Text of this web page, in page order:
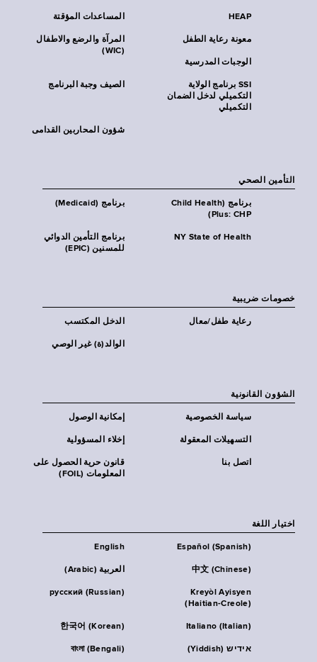
المساعدات المؤقتة HEAP
المرآة والرضع والاطفال
(WIC)
معونة رعاية الطفل
الوجبات المدرسية
الصيف وجبة البرنامج
SSI برنامج الولاية
التكميلي لدخل الضمان
التكميلي
شؤون المحاربين القدامى
التأمين الصحي
برنامج (Medicaid)
برنامج (Child Health
Plus: CHP)
برنامج التأمين الدوائي
للمسنين (EPIC)
NY State of Health
خصومات ضريبية
الدخل المكتسب رعاية طفل/معال
الوالد(ة) غير الوصي
الشؤون القانونية
إمكانية الوصول سياسة الخصوصية
إخلاء المسؤولية التسهيلات المعقولة
قانون حرية الحصول على
المعلومات (FOIL)
اتصل بنا
اختيار اللغة
English Español (Spanish)
العربية (Arabic) 中文 (Chinese)
русский (Russian)
Kreyòl Ayisyen
(Haitian-Creole)
한국어 (Korean) Italiano (Italian)
বাংলা (Bengali) אידיש (Yiddish)